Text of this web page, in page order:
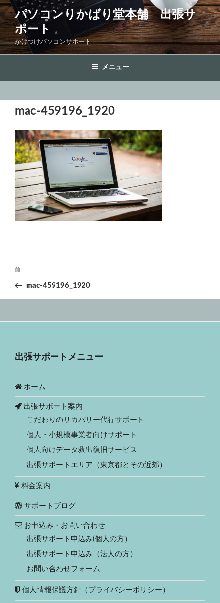
コ
ン
テ
ン
ツ
ッ
パソコンりかばり堂本舗 出張サ
ポート
かけつけパソコンサポート
メニュー
mac-459196_1920
投
ゲ
ョ
ン
前
の
前
mac-459196_1920
出張サポートメニュー
ホーム
出張サポート案内
こだわりのリカバリー代行サポート
個人・小規模事業者向けサポート
個人向けデータ救出復旧サービス
出張サポートエリア（東京都とその近郊）
料金案内
サポートブログ
お申込み・お問い合わせ
出張サポート申込み(個人の方）
出張サポート申込み（法人の方）
お問い合わせフォーム
個人情報保護方針（プライバシーポリシー）